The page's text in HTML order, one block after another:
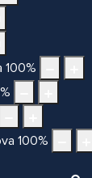
100%
%
100%